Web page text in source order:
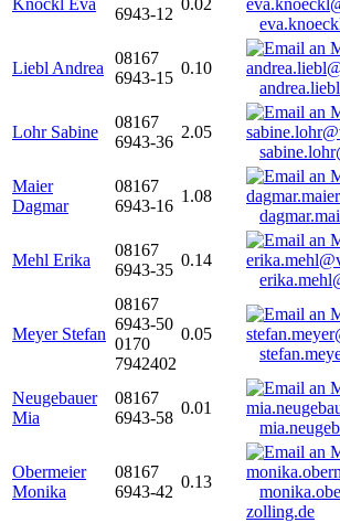
Knöckl Eva
6943-12
0.02
Liebl Andrea
08167
6943-15
0.10
Lohr Sabine
08167
6943-36
2.05
Maier
Dagmar
08167
6943-16
1.08
Mehl Erika
08167
6943-35
0.14
Meyer Stefan
08167
6943-50
0170
7942402
0.05
Neugebauer
Mia
08167
6943-58
0.01
Obermeier
Monika
08167
6943-42
0.13
zolling.de